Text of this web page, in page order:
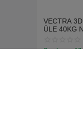
VECTRA
ÜLE 40KG
Saadavus: 17